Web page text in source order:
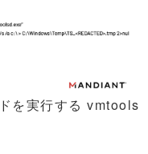
を実行する vmtools